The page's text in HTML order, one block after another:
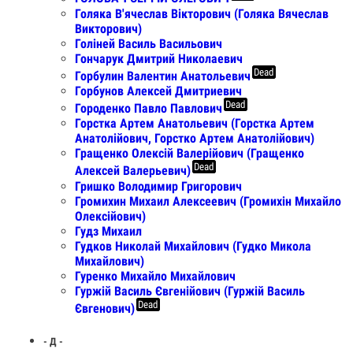
Голяка В'ячеслав Вікторович (Голяка Вячеслав
Викторович)
Голіней Василь Васильович
Гончарук Дмитрий Николаевич
Горбулин Валентин Анатольевич Dead
Горбунов Алексей Дмитриевич
Городенко Павло Павлович Dead
Горстка Артем Анатольевич (Горстка Артем
Анатолійович, Горстко Артем Анатолійович)
Гращенко Олексій Валерійович (Гращенко
Алексей Валерьевич) Dead
Гришко Володимир Григорович
Громихин Михаил Алексеевич (Громихін Михайло
Олексійович)
Гудз Михаил
Гудков Николай Михайлович (Гудко Микола
Михайлович)
Гуренко Михайло Михайлович
Гуржій Василь Євгенійович (Гуржій Василь
Євгенович) Dead
- Д -